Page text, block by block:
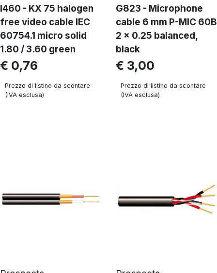
I460 - KX 75 halogen
free video cable IEC
60754.1 micro solid
1.80 / 3.60 green
€ 0,76
Prezzo di listino da scontare
(IVA esclusa)
G823 - Microphone
cable 6 mm P-MIC 60B
2 x 0.25 balanced,
black
€ 3,00
Prezzo di listino da scontare
(IVA esclusa)